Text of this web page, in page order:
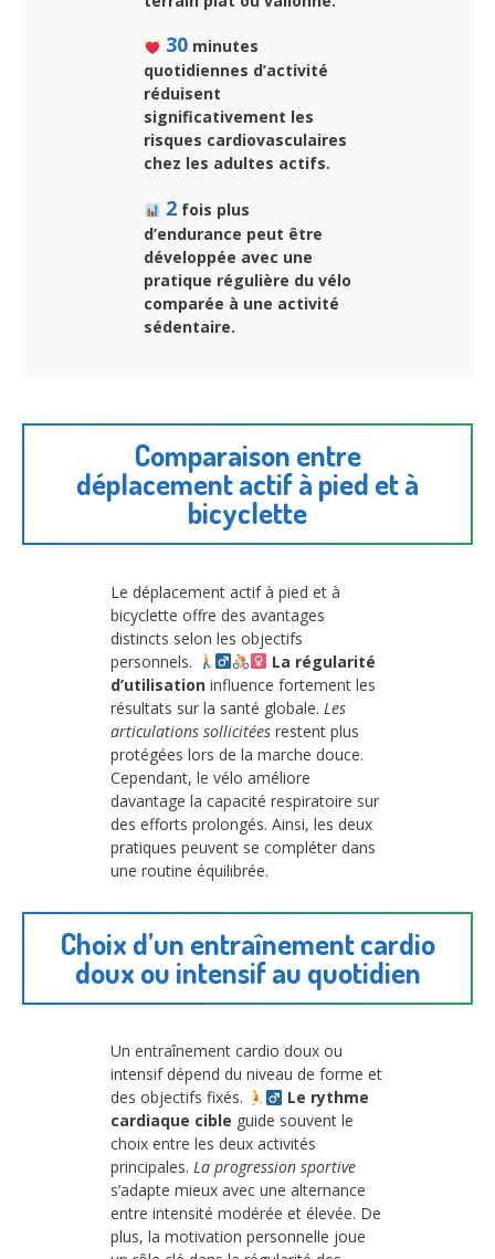
30minutes
quotidiennes d’activité
réduisent
significativement les
risques cardiovasculaires
chez les adultes actifs.
2fois plus
d’endurance peut être
développée avec une
pratique régulière du vélo
comparée à une activité
sédentaire.
Comparaison entre
déplacement actif à pied et à
bicyclette
Le déplacement actif à pied et à
bicyclette offre des avantages
distincts selon les objectifs
personnels.
La régularité
d’utilisation influence fortement les
résultats sur la santé globale. Les
articulations sollicitées restent plus
protégées lors de la marche douce.
Cependant, le vélo améliore
davantage la capacité respiratoire sur
des efforts prolongés. Ainsi, les deux
pratiques peuvent se compléter dans
une routine équilibrée.
Choix d’un entraînement cardio
doux ou intensif au quotidien
Un entraînement cardio doux ou
intensif dépend du niveau de forme et
des objectifs fixés.
Le rythme
cardiaque cible guide souvent le
choix entre les deux activités
principales. La progression sportive
s’adapte mieux avec une alternance
entre intensité modérée et élevée. De
plus, la motivation personnelle joue